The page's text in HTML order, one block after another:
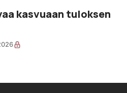
kasvuaan tuloksen